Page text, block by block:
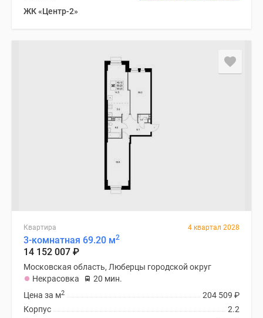
ЖК «Центр-2»
Квартира 4 квартал 2028
3-комнатная 69.20 м2
14 152 007 ₽
Московская область, Люберцы городской округ
Некрасовка
20 мин.
204 509 ₽
Цена за м2
2.2
Корпус